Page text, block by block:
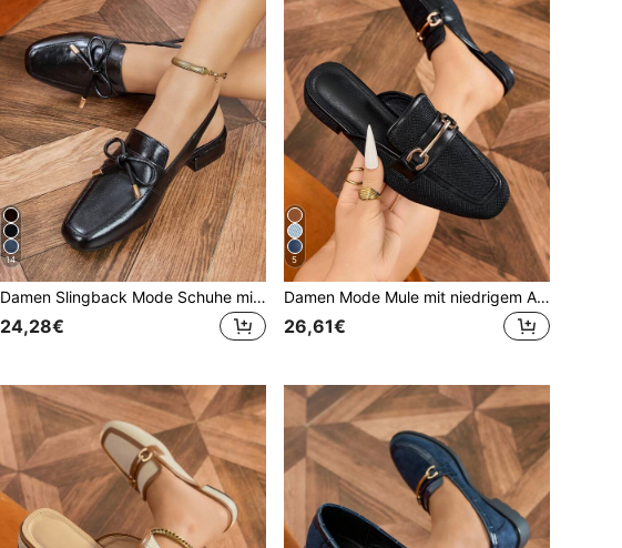
14
Damen Slingback Mode Schuhe mit runder Zehenpartie, Schleife und Fersenriemen, flache Schuhe mit niedrigem Blockabsatz, bequeme schwarze Pumps mit offenem Rücken für Pendeln, Party, Feiertage, Urlaub
24,28€
5
Damen Mode Mule mit niedrigem Absatz, bequeme Slip-On-Schuhe mit runder geschlossener Zehenpartie, schwarze flache Schuhe, Loafer
26,61€